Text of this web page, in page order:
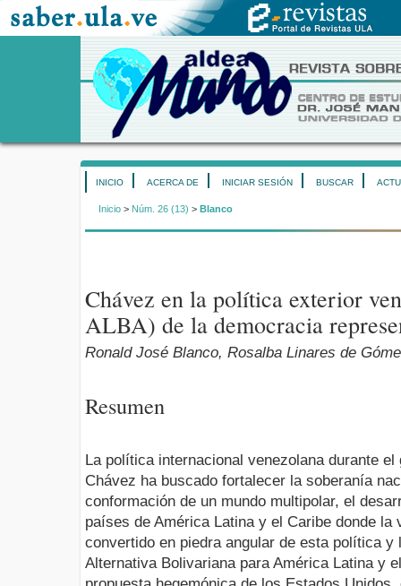
INICIO ACERCA DE INICIAR SESIÓN BUSCAR
Inicio > Núm. 26 (13) > Blanco
Chávez en la política exterior
ALBA) de la democracia
Ronald José Blanco, Rosalba Linares de
Resumen
La política internacional venezolana durante
Chávez ha buscado fortalecer la soberanía
conformación de un mundo multipolar, el
países de América Latina y el Caribe donde la
convertido en piedra angular de esta política y
Alternativa Bolivariana para América Latina y